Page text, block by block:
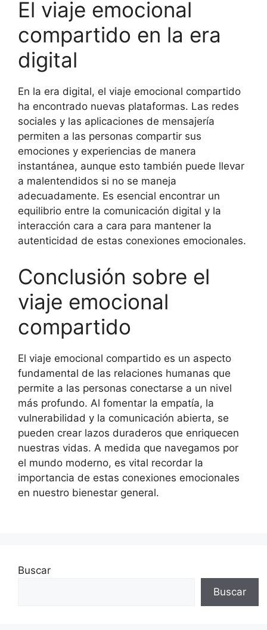
El viaje emocional
compartido en la era
digital
En la era digital, el viaje emocional compartido
ha encontrado nuevas plataformas. Las redes
sociales y las aplicaciones de mensajería
permiten a las personas compartir sus
emociones y experiencias de manera
instantánea, aunque esto también puede llevar
a malentendidos si no se maneja
adecuadamente. Es esencial encontrar un
equilibrio entre la comunicación digital y la
interacción cara a cara para mantener la
autenticidad de estas conexiones emocionales.
Conclusión sobre el
viaje emocional
compartido
El viaje emocional compartido es un aspecto
fundamental de las relaciones humanas que
permite a las personas conectarse a un nivel
más profundo. Al fomentar la empatía, la
vulnerabilidad y la comunicación abierta, se
pueden crear lazos duraderos que enriquecen
nuestras vidas. A medida que navegamos por
el mundo moderno, es vital recordar la
importancia de estas conexiones emocionales
en nuestro bienestar general.
Buscar
Buscar